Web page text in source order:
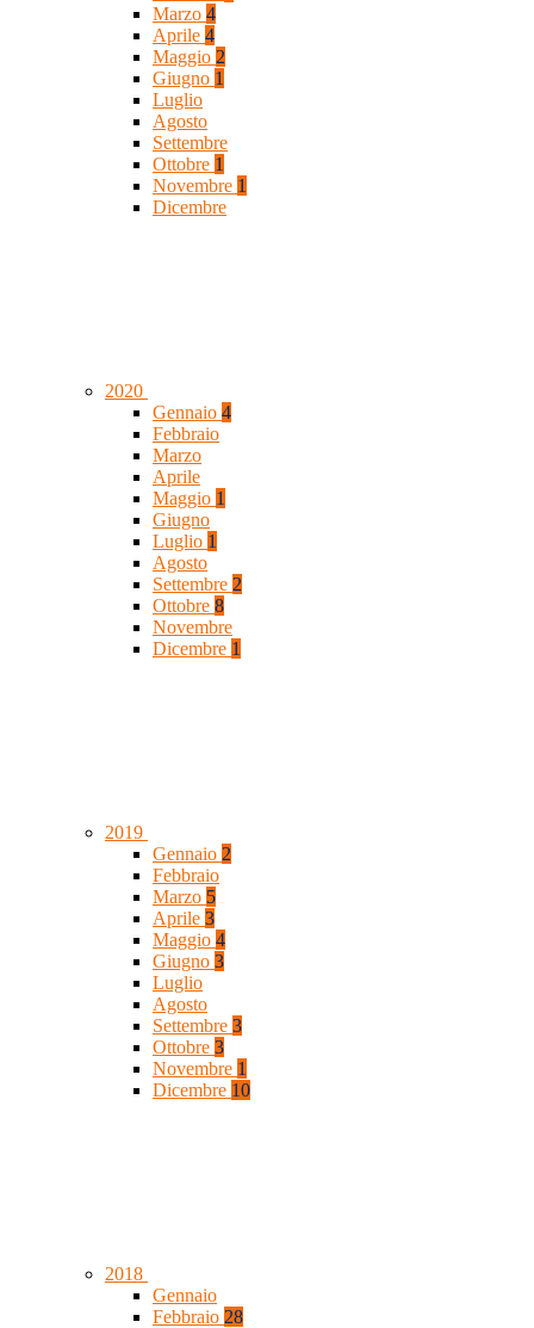
Marzo 4
Aprile 4
Maggio 2
Giugno 1
Luglio
Agosto
Settembre
Ottobre 1
Novembre 1
Dicembre
2020
Gennaio 4
Febbraio
Marzo
Aprile
Maggio 1
Giugno
Luglio 1
Agosto
Settembre 2
Ottobre 8
Novembre
Dicembre 1
2019
Gennaio 2
Febbraio
Marzo 5
Aprile 3
Maggio 4
Giugno 3
Luglio
Agosto
Settembre 3
Ottobre 3
Novembre 1
Dicembre 10
2018
Gennaio
Febbraio 28